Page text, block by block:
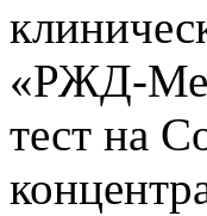
«РЖД-
тест на